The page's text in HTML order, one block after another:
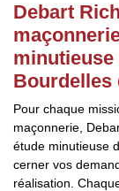
Debart
minutieuse
Bourdelles
Pour chaque
maçonnerie,
étude minutieuse
cerner vos
réalisation.